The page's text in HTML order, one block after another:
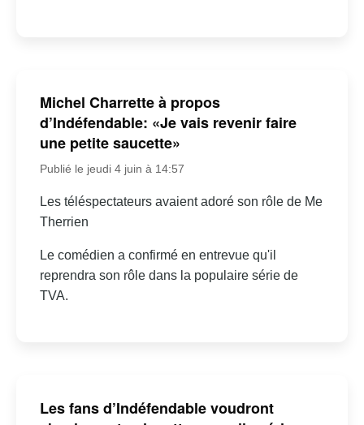
Michel Charrette à propos
d’Indéfendable: «Je vais revenir faire
une petite saucette»
Publié le jeudi 4 juin à 14:57
Les téléspectateurs avaient adoré son rôle de Me
Therrien
Le comédien a confirmé en entrevue qu'il
reprendra son rôle dans la populaire série de
TVA.
Les fans d’Indéfendable voudront